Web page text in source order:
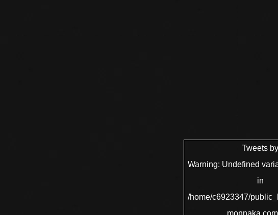
Tweets by
Warning: Undefined
in
/home/c6923347/